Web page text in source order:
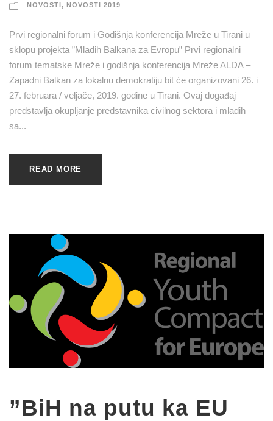
NOVOSTI, NOVOSTI 2019
Prvi regionalni forum i Godišnja konferencija Mreže u Tirani u
sklopu projekta ”Mladih Balkana za Evropu” Prvi regionalni
forum tematske Mreže i godišnja konferencija Mreže ALDA –
Zapadni Balkan za lokalnu demokratiju bit će organizovani 26. i
27. februara / veljače, 2019. godine u Tirani. Ovaj događaj
predstavlja okupljanje predstavnika civilnog sektora i mladih
sa...
READ MORE
”BiH na putu ka EU